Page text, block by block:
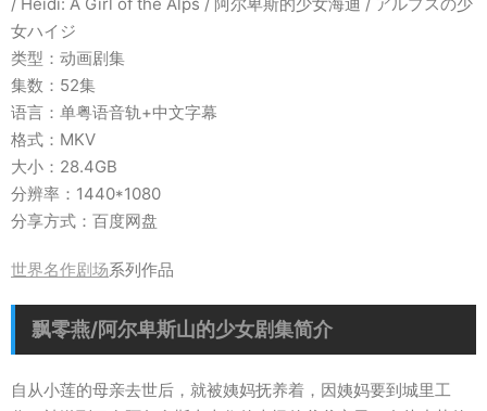
女ハイジ
类型：动画剧集
集数：52集
语言：单粤语音轨+中文字幕
格式：MKV
大小：28.4GB
分辨率：1440*1080
分享方式：百度网盘
世界名作剧场系列作品
飘零燕/阿尔卑斯山的少女剧集简介
自从小莲的母亲去世后，就被姨妈抚养着，因姨妈要到城里工